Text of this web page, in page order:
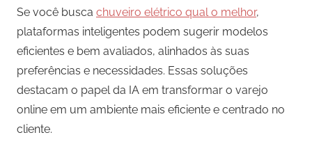
Se você busca chuveiro elétrico qual o melhor,
plataformas inteligentes podem sugerir modelos
eficientes e bem avaliados, alinhados às suas
preferências e necessidades. Essas soluções
destacam o papel da IA em transformar o varejo
online em um ambiente mais eficiente e centrado no
cliente.